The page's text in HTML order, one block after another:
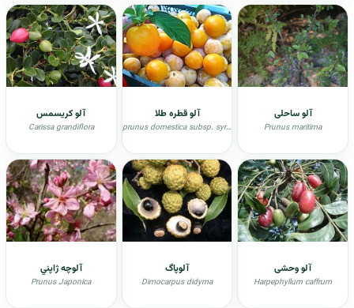
آلو ساحلی
Prunus maritima
آلو قطره طلا
prunus domestica subsp. syriaca
آلو کریسمس
Carissa grandiflora
آلو وحشی
Harpephyllum caffrum
آلوپاگ
Dimocarpus didyma
آلوچه ژاپني
Prunus Japonica